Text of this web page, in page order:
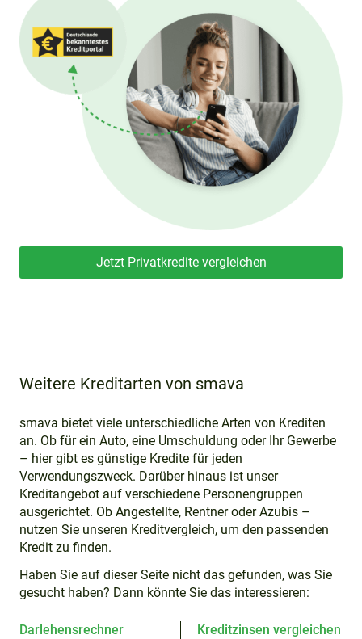
Jetzt Privatkredite vergleichen
Weitere Kreditarten von smava
smava bietet viele unterschiedliche Arten von Krediten
an. Ob für ein Auto, eine Umschuldung oder Ihr Gewerbe
– hier gibt es günstige Kredite für jeden
Verwendungszweck. Darüber hinaus ist unser
Kreditangebot auf verschiedene Personengruppen
ausgerichtet. Ob Angestellte, Rentner oder Azubis –
nutzen Sie unseren Kreditvergleich, um den passenden
Kredit zu finden.
Haben Sie auf dieser Seite nicht das gefunden, was Sie
gesucht haben? Dann könnte Sie das interessieren:
Darlehensrechner
Kreditzinsen vergleichen